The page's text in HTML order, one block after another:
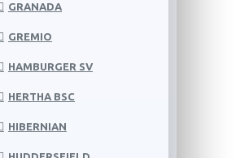
GRANADA
GREMIO
HAMBURGER SV
HERTHA BSC
HIBERNIAN